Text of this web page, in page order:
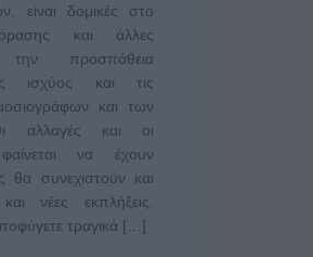
είναι δομικές στο
και άλλες
την προσπάθεια
ισχύος και τις
και των
αλλαγές και οι
να έχουν
θα συνεχιστούν και
νέες εκπλήξεις.
τραγικά […]